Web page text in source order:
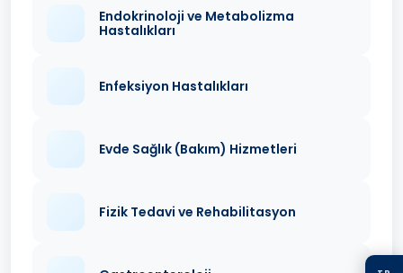
Endokrinoloji ve Metabolizma
Hastalıkları
Enfeksiyon Hastalıkları
Evde Sağlık (Bakım) Hizmetleri
Fizik Tedavi ve Rehabilitasyon